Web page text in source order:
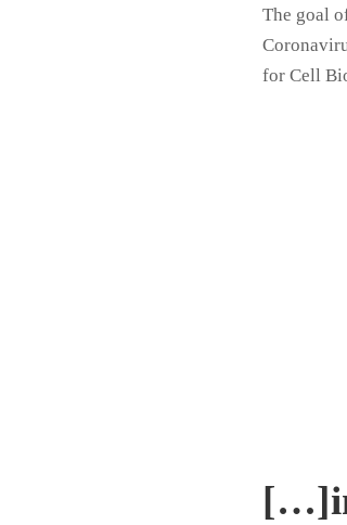
The goal
for Cell